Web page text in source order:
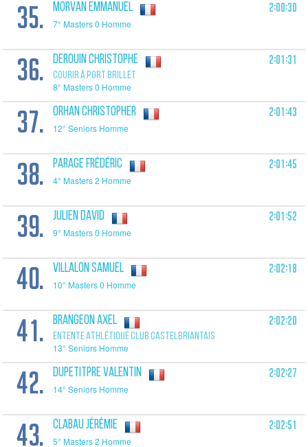
35. MORVAN Emmanuel
7° Masters 0 Homme
2:00:30
36. DEROUIN Christophe
COURIR À PORT BRILLET
8° Masters 0 Homme
2:01:31
37. ORHAN Christopher
12° Seniors Homme
2:01:43
38. PARAGE Frédéric
4° Masters 2 Homme
2:01:45
39. JULIEN David
9° Masters 0 Homme
2:01:52
40. VILLALON Samuel
10° Masters 0 Homme
2:02:18
41. BRANGEON Axel
ENTENTE ATHLÉTIQUE CLUB CASTELBRIANTAIS
13° Seniors Homme
2:02:20
42. DUPETITPRE Valentin
14° Seniors Homme
2:02:27
43. CLABAU Jérémie
5° Masters 2 Homme
2:02:51